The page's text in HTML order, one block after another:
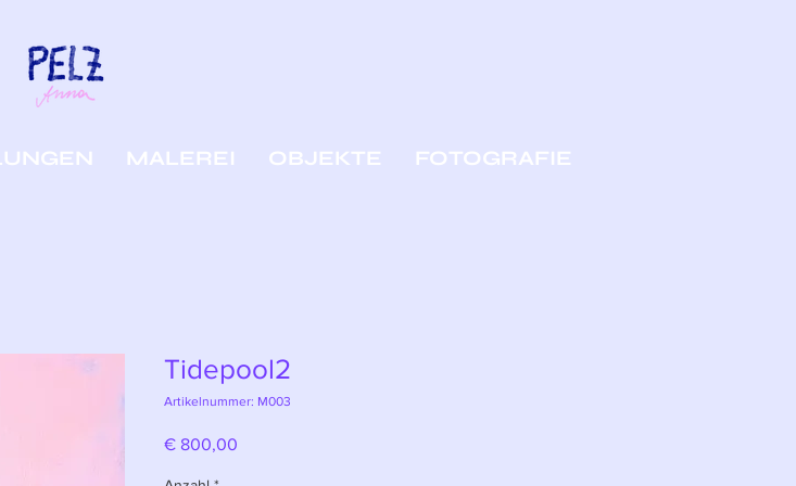
MALEREI OBJEKTE FOTOGRAFIE
Tidepool2
Artikelnummer: M003
€ 800,00